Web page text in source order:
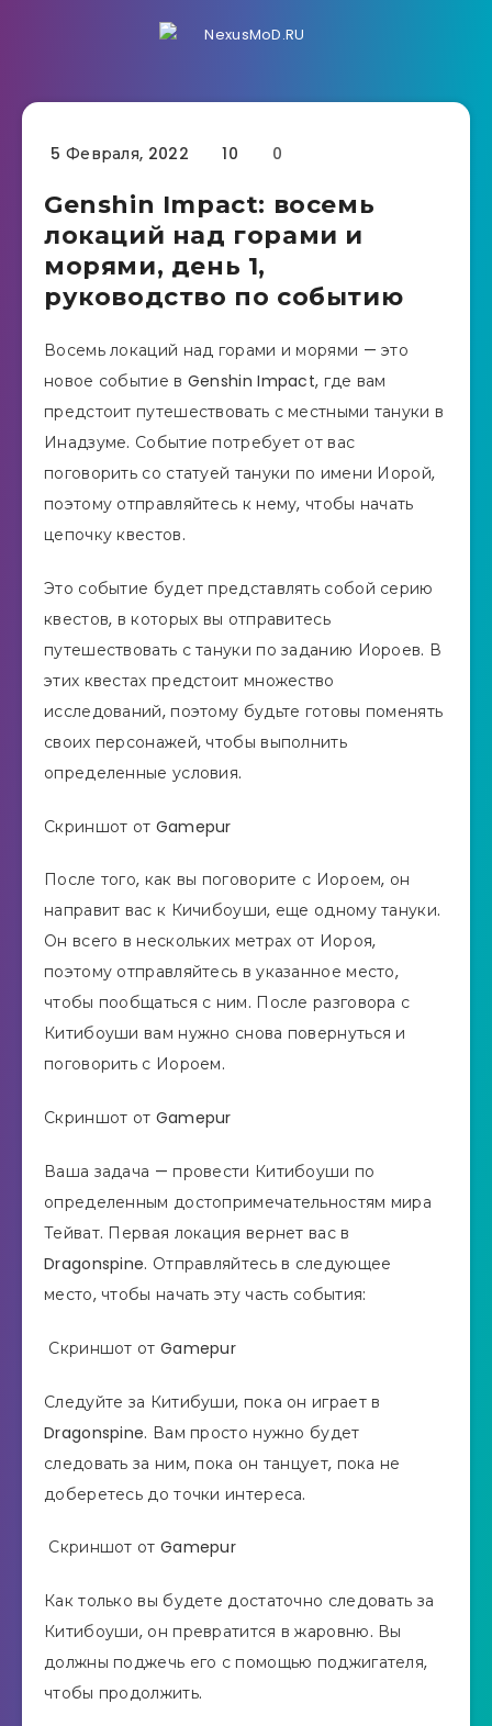
5 Февраля, 2022 10 0
Genshin Impact: восемь
локаций над горами и
морями, день 1,
руководство по событию
Восемь локаций над горами и морями — это
новое событие в Genshin Impact, где вам
предстоит путешествовать с местными тануки в
Инадзуме. Событие потребует от вас
поговорить со статуей тануки по имени Иорой,
поэтому отправляйтесь к нему, чтобы начать
цепочку квестов.
Это событие будет представлять собой серию
квестов, в которых вы отправитесь
путешествовать с тануки по заданию Иороев. В
этих квестах предстоит множество
исследований, поэтому будьте готовы поменять
своих персонажей, чтобы выполнить
определенные условия.
Скриншот от Gamepur
После того, как вы поговорите с Иороем, он
направит вас к Кичибоуши, еще одному тануки.
Он всего в нескольких метрах от Иороя,
поэтому отправляйтесь в указанное место,
чтобы пообщаться с ним. После разговора с
Китибоуши вам нужно снова повернуться и
поговорить с Иороем.
Скриншот от Gamepur
Ваша задача — провести Китибоуши по
определенным достопримечательностям мира
Тейват. Первая локация вернет вас в
Dragonspine. Отправляйтесь в следующее
место, чтобы начать эту часть события:
Скриншот от Gamepur
Следуйте за Китибуши, пока он играет в
Dragonspine. Вам просто нужно будет
следовать за ним, пока он танцует, пока не
доберетесь до точки интереса.
Скриншот от Gamepur
Как только вы будете достаточно следовать за
Китибоуши, он превратится в жаровню. Вы
должны поджечь его с помощью поджигателя,
чтобы продолжить.